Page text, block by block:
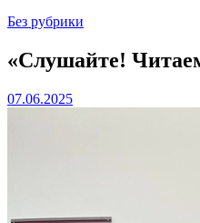
Без рубрики
«Слушайте!
07.06.2025